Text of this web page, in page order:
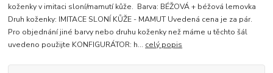
koženky v imitaci sloní/mamutí kůže. Barva: BÉŽOVÁ + béžová lemovka
Druh koženky: IMITACE SLONÍ KŮŽE - MAMUT Uvedená cena je za pár.
Pro objednání jiné barvy nebo druhu koženky než máme u těchto šál
uvedeno použijte KONFIGURÁTOR: h... celý popis